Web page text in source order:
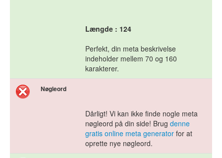
Længde : 124
Perfekt, din meta beskrivelse
indeholder mellem 70 og 160
karakterer.
Nøgleord
Dårligt! Vi kan ikke finde nogle meta
nøgleord på din side! Brug denne
gratis online meta generator for at
oprette nye nøgleord.